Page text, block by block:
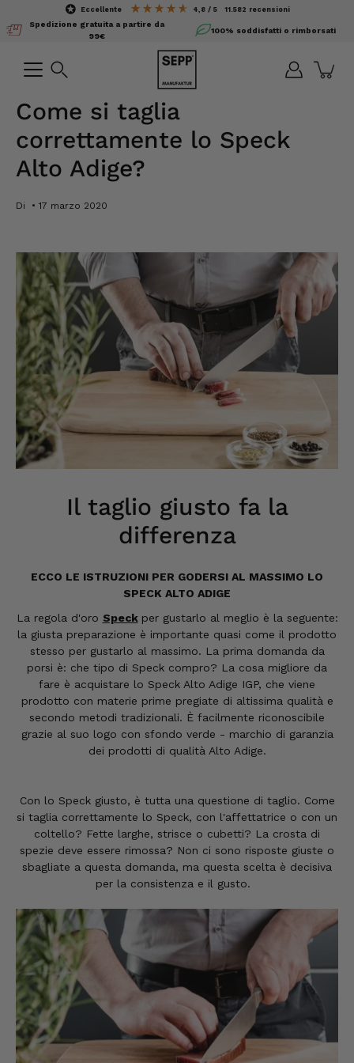
contenuto
Spedizione gratuita a partire da
99€
eccellente 4,8 / 5 11.582 recensioni
100% soddisfatti o rimborsati
Come si taglia
correttamente lo Speck
Alto Adige?
Di 17 marzo 2020
Il taglio giusto fa la
differenza
ECCO LE ISTRUZIONI PER GODERSI AL MASSIMO LO
SPECK ALTO ADIGE
La regola d'oro Speck per gustarlo al meglio è la seguente:
la giusta preparazione è importante quasi come il prodotto
stesso per gustarlo al massimo. La prima domanda da
porsi è: che tipo di Speck compro? La cosa migliore da
fare è acquistare lo Speck Alto Adige IGP, che viene
prodotto con materie prime pregiate di altissima qualità e
secondo metodi tradizionali. È facilmente riconoscibile
grazie al suo logo con sfondo verde - marchio di garanzia
dei prodotti di qualità Alto Adige.
Con lo Speck giusto, è tutta una questione di taglio. Come
si taglia correttamente lo Speck, con l'affettatrice o con un
coltello? Fette larghe, strisce o cubetti? La crosta di
spezie deve essere rimossa? Non ci sono risposte giuste o
sbagliate a questa domanda, ma questa scelta è decisiva
per la consistenza e il gusto.